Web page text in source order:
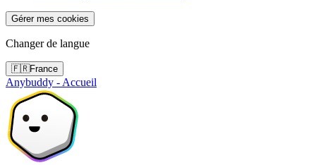
Gérer mes cookies
Changer de langue
🇫🇷France
Anybuddy - Accueil